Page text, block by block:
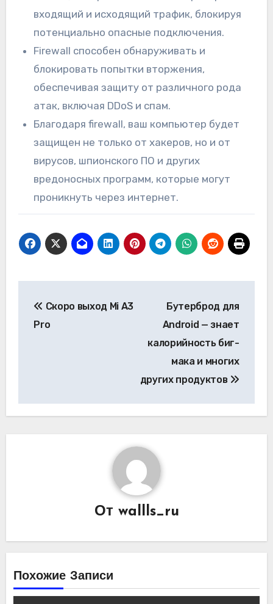
входящий и исходящий трафик, блокируя
потенциально опасные подключения.
Firewall способен обнаруживать и
блокировать попытки вторжения,
обеспечивая защиту от различного рода
атак, включая DDoS и спам.
Благодаря firewall, ваш компьютер будет
защищен не только от хакеров, но и от
вирусов, шпионского ПО и других
вредоносных программ, которые могут
проникнуть через интернет.
по
Скоро выход Mi A3
Pro
Бутерброд для
Android — знает
калорийность биг-
мака и многих
других продуктов
От wallls_ru
Похожие Записи